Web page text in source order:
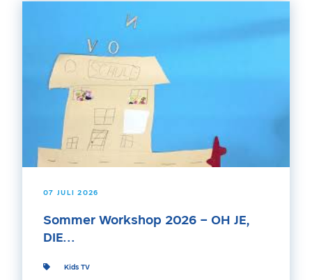
07 JULI 2026
Sommer Workshop 2026 – OH JE,
DIE...
Kids TV